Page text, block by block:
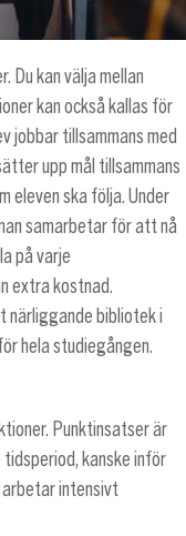
Du kan välja mellan
kan också kallas för
jobbar tillsammans med
upp mål tillsammans
eleven ska följa. Under
samarbetar för att nå
på varje
extra kostnad.
närliggande bibliotek i
hela studiegången.
Punktinsatser är
tidsperiod, kanske inför
arbetar intensivt